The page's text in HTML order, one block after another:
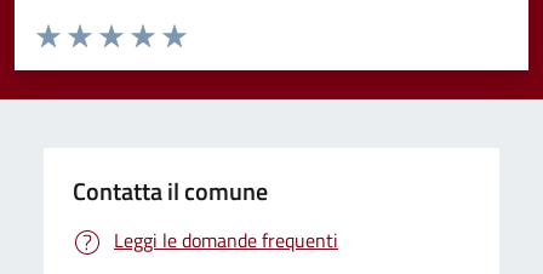
Valuta da 1 a 5 stelle la pagina
Valuta 5 stelle su 5
Valuta 4 stelle su 5
Valuta 3 stelle su 5
Valuta 2 stelle su 5
Valuta 1 stelle su 5
Contatta il comune
Leggi le domande frequenti